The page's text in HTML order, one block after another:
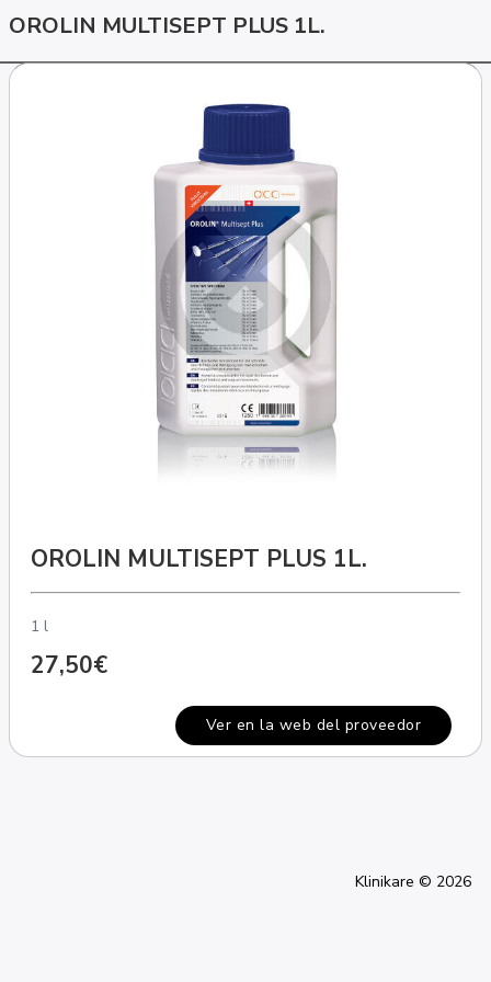
OROLIN MULTISEPT PLUS 1L.
OROLIN MULTISEPT PLUS 1L.
1 l
27,50€
Ver en la web del proveedor
Klinikare © 2026